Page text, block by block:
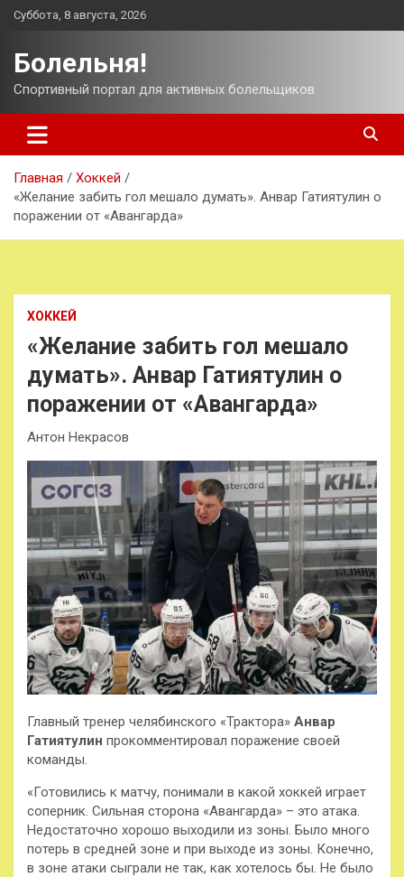
Перейти
Суббота, 8 августа, 2026
Болельня!
Спортивный портал для активных болельщиков.
Главная
Хоккей
«Желание забить гол мешало думать». Анвар Гатиятулин о
поражении от «Авангарда»
ХОККЕЙ
«Желание забить гол мешало
думать». Анвар Гатиятулин о
поражении от «Авангарда»
Антон Некрасов
Главный тренер челябинского «Трактора» Анвар
Гатиятулин прокомментировал поражение своей
команды.
«Готовились к матчу, понимали в какой хоккей играет
соперник. Сильная сторона «Авангарда» – это атака.
Недостаточно хорошо выходили из зоны. Было много
потерь в средней зоне и при выходе из зоны. Конечно,
в зоне атаки сыграли не так, как хотелось бы. Не было